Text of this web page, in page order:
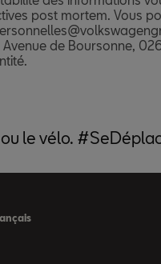
le vélo.